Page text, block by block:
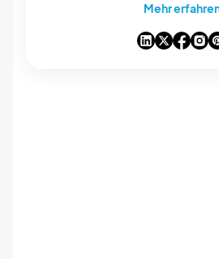
GoodBarber herausholen
den Trends, die die Mobile-
Mehr